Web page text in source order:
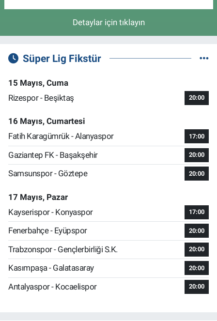
Detaylar için tıklayın
Süper Lig Fikstür
15 Mayıs, Cuma
Rizespor - Beşiktaş
20:00
16 Mayıs, Cumartesi
Fatih Karagümrük - Alanyaspor
17:00
Gaziantep FK - Başakşehir 20:00
Samsunspor - Göztepe 20:00
17 Mayıs, Pazar
Kayserispor - Konyaspor
17:00
Fenerbahçe - Eyüpspor 20:00
Trabzonspor - Gençlerbirliği S.K. 20:00
Kasımpaşa - Galatasaray 20:00
Antalyaspor - Kocaelispor 20:00